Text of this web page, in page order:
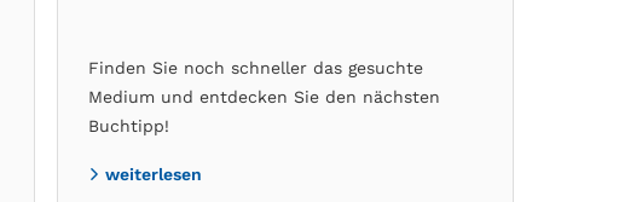
Finden Sie noch schneller das gesuchte
Medium und entdecken Sie den nächsten
Buchtipp!
weiterlesen